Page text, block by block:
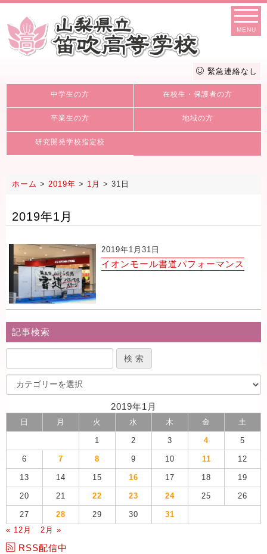
MENU
緊急連絡なし
中学生の方 在校生・保護者の方
卒業生の方 地域の方
研究開発学校指定校
ホーム > 2019年 > 1月 > 31日
2019年1月
2019年1月31日
イオンモール書道パフォーマンス
記事検索
2019年1月
日 月 火 水 木 金 土
1 2 3 4 5
6 7 8 9 10 11 12
13 14 15 16 17 18 19
20 21 22 23 24 25 26
27 28 29 30
31
« 12月
2月 »
RSS配信中